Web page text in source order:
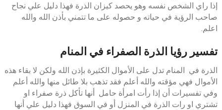
إذا راي الشخص نفسه وهو يحصد كيزان الذرة فهذا دليل علي نجاح
صاحب الرؤية في حياته و حصوله على ما تتمني بأذن الله والله
اعلم.
تفسير رؤيا الذرة الصفراء في المنام
الذرة في المنام تدل على الأموال الكثيرة بإذن الله ولكن لا بقاء هذه
الأموال فهي مؤقته والله أعلم فقد تذهب بلا طائل منها والله أعلم
وفي تفسيرات أن إذا رأت امرأة حامل أنها تأكل ذرة صفراء او
تشتري او رات الذرة في المنزل أو في السوق فهذا دليل علي أنها